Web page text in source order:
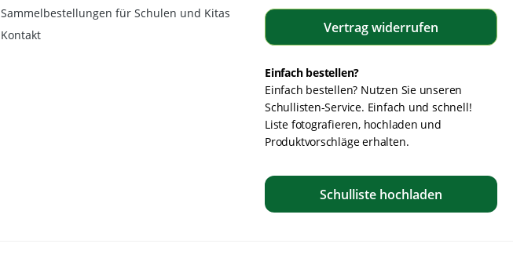
Sammelbestellungen für Schulen und Kitas
Kontakt
Vertrag widerrufen
Einfach bestellen?
Einfach bestellen? Nutzen Sie unseren
Schullisten-Service. Einfach und schnell!
Liste fotografieren, hochladen und
Produktvorschläge erhalten.
Schulliste hochladen